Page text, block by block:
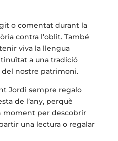
o comentat durant la
contra l’oblit. També
viva la llengua
a una tradició
nostre patrimoni.
Jordi sempre regalo
de l’any, perquè
moment per descobrir
una lectura o regalar